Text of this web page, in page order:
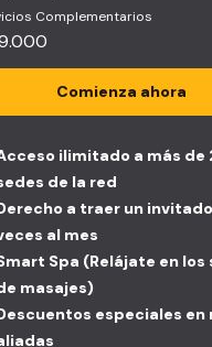
Complementarios
Comienza ahora
ilimitado a más de
de la red
a traer un
al mes
Spa (Relájate en los
masajes)
especiales en